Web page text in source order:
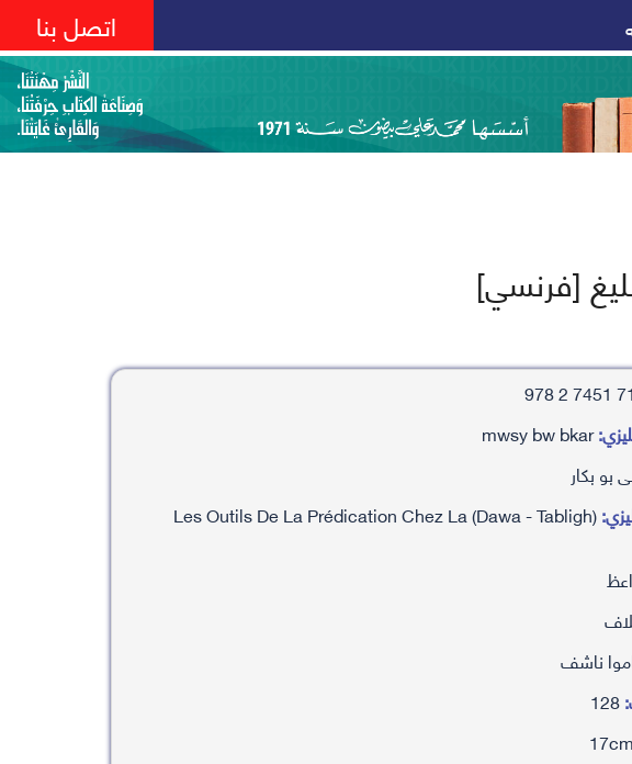
اتصل بنا
[فرنسي]
mwsy bw bkar
بكار
Les Outils De La Prédication Chez La (Dawa - Tabligh)
ناشف
128